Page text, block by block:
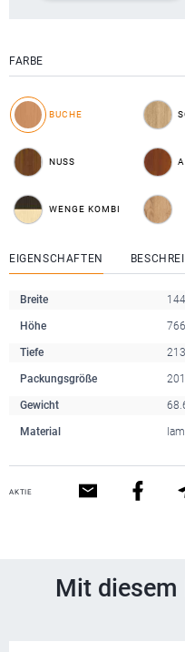
FARBE
BUCHE
NUSS
WENGE KOMBI
EIGENSCHAFTEN
Breite
Höhe
Tiefe
Packungsgröße
Gewicht
Material
AKTIE
Mit